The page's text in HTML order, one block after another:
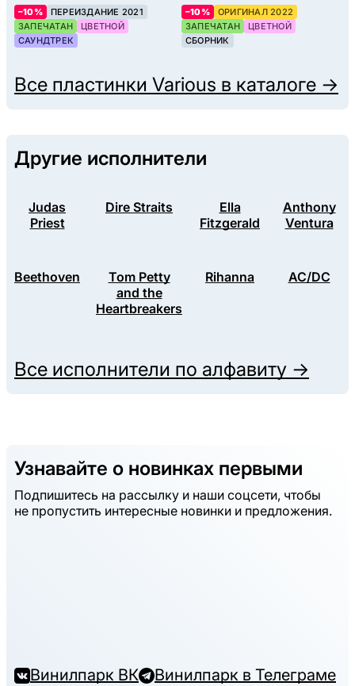
–10%
ПЕРЕИЗДАНИЕ 2021
ЗАПЕЧАТАН
ЦВЕТНОЙ
САУНДТРЕК
–10%
ОРИГИНАЛ 2022
ЗАПЕЧАТАН
ЦВЕТНОЙ
СБОРНИК
Все пластинки Various в каталоге →
Другие исполнители
Judas
Priest
Dire Straits
Ella
Fitzgerald
Anthony
Ventura
Beethoven
Tom Petty
and the
Heartbreakers
Rihanna AC/DC
Все исполнители по алфавиту →
Узнавайте о новинках первыми
Подпишитесь на рассылку и наши соцсети, чтобы
не пропустить интересные новинки и предложения.
Винилпарк ВК Винилпарк в Телеграме